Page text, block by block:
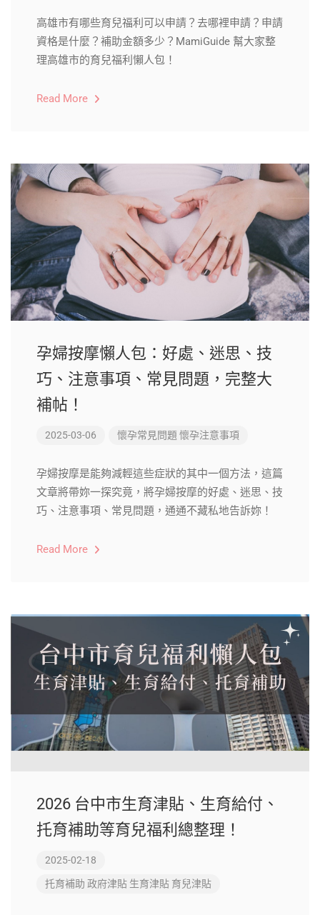
高雄市有哪些育兒福利可以申請？去哪裡申請？申請
資格是什麼？補助金額多少？MamiGuide 幫大家整
理高雄市的育兒福利懶人包！
Read More
孕婦按摩懶人包：好處、迷思、技
巧、注意事項、常見問題，完整大
補帖！
2025-03-06 懷孕常見問題 懷孕注意事項
孕婦按摩是能夠減輕這些症狀的其中一個方法，這篇
文章將帶妳一探究竟，將孕婦按摩的好處、迷思、技
巧、注意事項、常見問題，通通不藏私地告訴妳！
Read More
2026 台中市生育津貼、生育給付、
托育補助等育兒福利總整理！
2025-02-18
托育補助 政府津貼 生育津貼 育兒津貼